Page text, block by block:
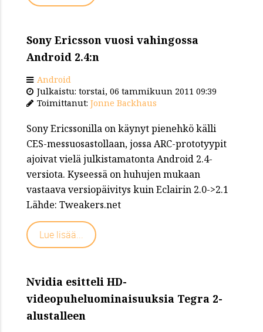
Sony Ericsson vuosi vahingossa
Android 2.4:n
Android
Julkaistu: torstai, 06 tammikuun 2011 09:39
Toimittanut: Jonne Backhaus
Sony Ericssonilla on käynyt pienehkö källi
CES-messuosastollaan, jossa ARC-prototyypit
ajoivat vielä julkistamatonta Android 2.4-
versiota. Kyseessä on huhujen mukaan
vastaava versiopäivitys kuin Eclairin 2.0->2.1
Lähde: Tweakers.net
Lue lisää...
Nvidia esitteli HD-
videopuheluominaisuuksia Tegra 2-
alustalleen